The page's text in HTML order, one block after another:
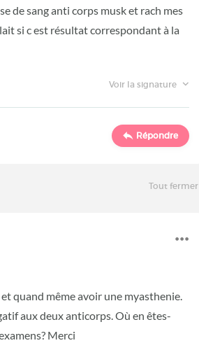
de sang anti corps musk et rach mes
si c est résultat correspondant à la
Voir la signature
Répondre
Tout fermer
quand même avoir une myasthenie.
aux deux anticorps. Où en êtes-
Merci